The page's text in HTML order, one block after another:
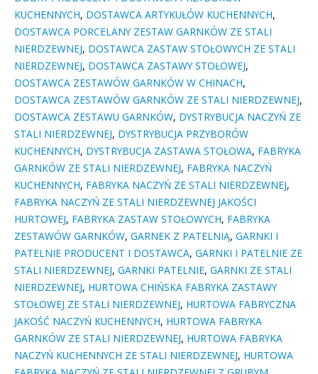
KUCHENNYCH, DOSTAWCA ARTYKUŁÓW KUCHENNYCH,
DOSTAWCA PORCELANY ZESTAW GARNKÓW ZE STALI
NIERDZEWNEJ, DOSTAWCA ZASTAW STOŁOWYCH ZE STALI
NIERDZEWNEJ, DOSTAWCA ZASTAWY STOŁOWEJ,
DOSTAWCA ZESTAWÓW GARNKÓW W CHINACH,
DOSTAWCA ZESTAWÓW GARNKÓW ZE STALI NIERDZEWNEJ,
DOSTAWCA ZESTAWU GARNKÓW, DYSTRYBUCJA NACZYŃ ZE
STALI NIERDZEWNEJ, DYSTRYBUCJA PRZYBORÓW
KUCHENNYCH, DYSTRYBUCJA ZASTAWA STOŁOWA, FABRYKA
GARNKÓW ZE STALI NIERDZEWNEJ, FABRYKA NACZYŃ
KUCHENNYCH, FABRYKA NACZYŃ ZE STALI NIERDZEWNEJ,
FABRYKA NACZYŃ ZE STALI NIERDZEWNEJ JAKOŚCI
HURTOWEJ, FABRYKA ZASTAW STOŁOWYCH, FABRYKA
ZESTAWÓW GARNKÓW, GARNEK Z PATELNIĄ, GARNKI I
PATELNIE PRODUCENT I DOSTAWCA, GARNKI I PATELNIE ZE
STALI NIERDZEWNEJ, GARNKI PATELNIE, GARNKI ZE STALI
NIERDZEWNEJ, HURTOWA CHIŃSKA FABRYKA ZASTAWY
STOŁOWEJ ZE STALI NIERDZEWNEJ, HURTOWA FABRYCZNA
JAKOŚĆ NACZYŃ KUCHENNYCH, HURTOWA FABRYKA
GARNKÓW ZE STALI NIERDZEWNEJ, HURTOWA FABRYKA
NACZYŃ KUCHENNYCH ZE STALI NIERDZEWNEJ, HURTOWA